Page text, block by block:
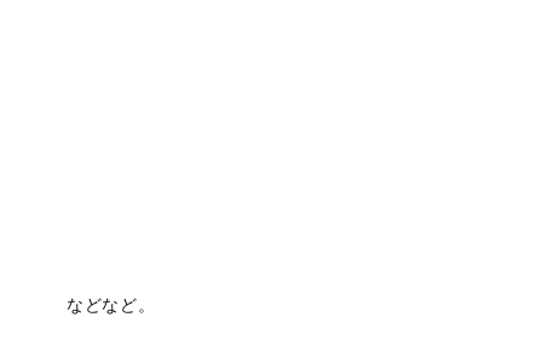
などなど。